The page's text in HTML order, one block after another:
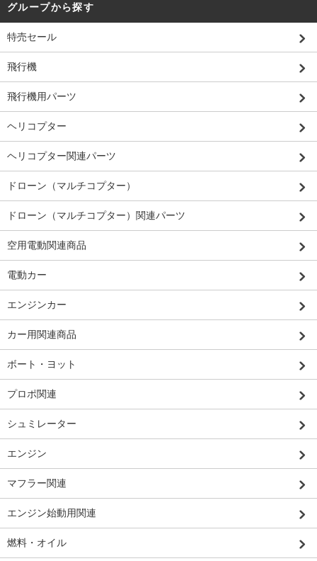
グループから探す
特売セール
飛行機
飛行機用パーツ
ヘリコプター
ヘリコプター関連パーツ
ドローン（マルチコプター）
ドローン（マルチコプター）関連パーツ
空用電動関連商品
電動カー
エンジンカー
カー用関連商品
ボート・ヨット
プロポ関連
シュミレーター
エンジン
マフラー関連
エンジン始動用関連
燃料・オイル